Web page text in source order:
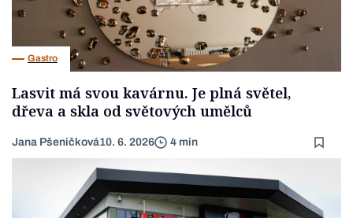
Gastro
Lasvit má svou kavárnu. Je plná světel,
dřeva a skla od světových umělců
Jana Pšeničková10. 6. 2026 4 min